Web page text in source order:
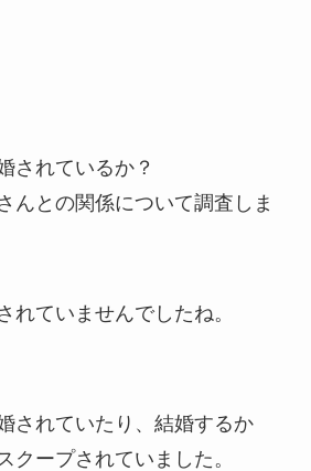
されているか？
んとの関係について調査しま
れていませんでしたね。
されていたり、結婚するか
クープされていました。